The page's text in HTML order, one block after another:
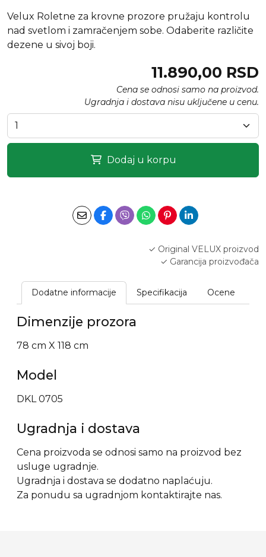
Velux Roletne za krovne prozore pružaju kontrolu
nad svetlom i zamračenjem sobe. Odaberite različite
dezene u sivoj boji.
11.890,00 RSD
Cena se odnosi samo na proizvod.
Ugradnja i dostava nisu uključene u cenu.
Dodaj u korpu
✓ Original VELUX proizvod
✓ Garancija proizvođača
Dodatne informacije
Specifikacija Ocene
Dimenzije prozora
78 cm X 118 cm
Model
DKL 0705
Ugradnja i dostava
Cena proizvoda se odnosi samo na proizvod bez
usluge ugradnje.
Ugradnja i dostava se dodatno naplaćuju.
Za ponudu sa ugradnjom kontaktirajte nas.